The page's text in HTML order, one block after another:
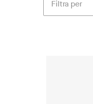
Filtra per